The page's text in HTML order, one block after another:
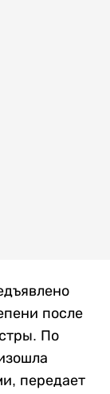
после
По
передает